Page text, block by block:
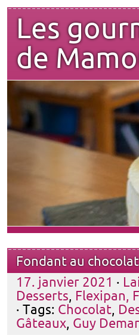
Les
de
Fondant au
17. janvier 2021 ·
Desserts, Flexipan,
· Tags: Chocolat,
Gâteaux, Guy